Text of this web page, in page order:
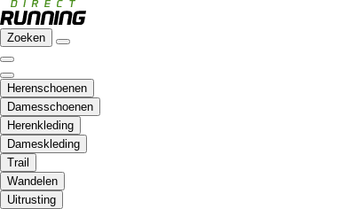
Zoeken
Herenschoenen
Damesschoenen
Herenkleding
Dameskleding
Trail
Wandelen
Uitrusting